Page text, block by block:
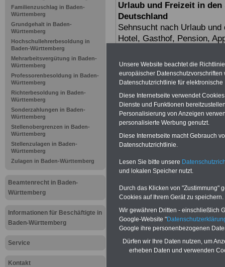
Familienzuschlag in Baden-
Württemberg
Grundgehalt in Baden-
Württemberg
Hochschullehrerbesoldung in
Baden-Württemberg
Mehrarbeitsvergütung in Baden-
Württemberg
Professorenbesoldung in Baden-
Württemberg
Richterbesoldung in Baden-
Württemberg
Sonderzahlungen in Baden-
Württemberg
Stellenobergrenzen in Baden-
Württemberg
Stellenzulagen in Baden-
Württemberg
Zulagen in Baden-Württemberg
Beamtenrecht in Baden-
Württemberg
Informationen für Beschäftigte in
Baden-Württemberg
Service
Kontakt
Urlaub und Freizeit in
Deutschland
Sehnsucht nach Urlaub
Hotel, Gasthof, Pension,
als 6.000 Gastgeber in
Beamten in
kann eine
Amtszulagen
ruhegehaltfähig
des
erhält, kann
beispielsweise
Unsere Website beachtet die
europäischer
Datenschutzrichtlinie für
Diese Internetseite verwendet
Dienste und Funktionen
Personalisierung von Anzeigen
personalisierte Werbung genutzt.
Diese Internetseite macht Gebrauch
Datenschutzrichtlinie.
Lesen Sie bitte unsere
und lokalen Speicher nutzt.
Durch das Klicken von "Zustimmung"
Cookies auf Ihrem Gerät zu speichern.
Wir gewähren Dritten - einschließlich
Google-Website "
Google ihre personenbezogenen
Dürfen wir Ihre Daten nutzen, um
erheben Daten und verwenden